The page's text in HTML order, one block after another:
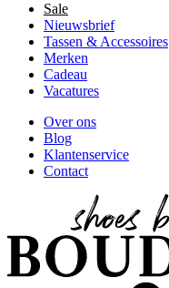
Sale
Nieuwsbrief
Tassen & Accessoires
Merken
Cadeau
Vacatures
Over ons
Blog
Klantenservice
Contact